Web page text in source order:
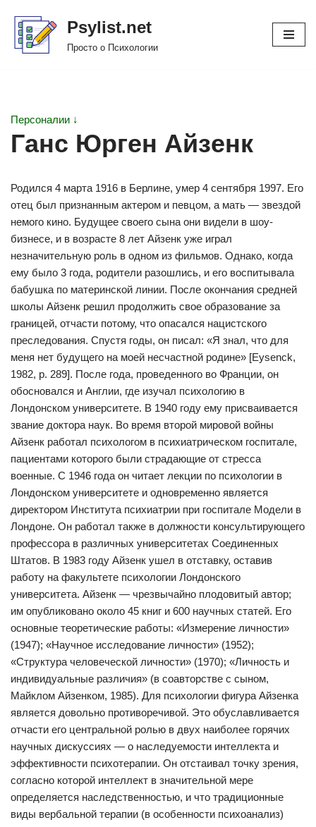
Перейти
Psylist.net
Просто о Психологии
Персоналии ↓
Ганс Юрген Айзенк
Родился 4 марта 1916 в Берлине, умер 4 сентября 1997. Его
отец был признанным актером и певцом, а мать — звездой
немого кино. Будущее своего сына они видели в шоу-
бизнесе, и в возрасте 8 лет Айзенк уже играл
незначительную роль в одном из фильмов. Однако, когда
ему было 3 года, родители разошлись, и его воспитывала
бабушка по материнской линии. После окончания средней
школы Айзенк решил продолжить свое образование за
границей, отчасти потому, что опасался нацистского
преследования. Спустя годы, он писал: «Я знал, что для
меня нет будущего на моей несчастной родине» [Eysenck,
1982, р. 289]. После года, проведенного во Франции, он
обосновался и Англии, где изучал психологию в
Лондонском университете. В 1940 году ему присваивается
звание доктора наук. Во время второй мировой войны
Айзенк работал психологом в психиатрическом госпитале,
пациентами которого были страдающие от стресса
военные. С 1946 года он читает лекции по психологии в
Лондонском университете и одновременно является
директором Института психиатрии при госпитале Модели в
Лондоне. Он работал также в должности консультирующего
профессора в различных университетах Соединенных
Штатов. В 1983 году Айзенк ушел в отставку, оставив
работу на факультете психологии Лондонского
университета. Айзенк — чрезвычайно плодовитый автор;
им опубликовано около 45 книг и 600 научных статей. Его
основные теоретические работы: «Измерение личности»
(1947); «Научное исследование личности» (1952);
«Структура человеческой личности» (1970); «Личность и
индивидуальные различия» (в соавторстве с сыном,
Майклом Айзенком, 1985). Для психологии фигура Айзенка
является довольно противоречивой. Это обуславливается
отчасти его центральной ролью в двух наиболее горячих
научных дискуссиях — о наследуемости интеллекта и
эффективности психотерапии. Он отстаивал точку зрения,
согласно которой интеллект в значительной мере
определяется наследственностью, и что традиционные
виды вербальной терапии (в особенности психоанализ)